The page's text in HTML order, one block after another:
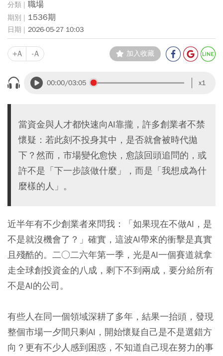
職場
1536期
2026-05-27 10:03
+A -A 加入收藏
00:00/03:05 x1
當資金與人才都快速向AI靠攏，許多創業者不禁
懷疑：若此刻不投身其中，是否就會被時代拋
下？然而，市場變化愈快，愈該回頭追問的，或
許不是「下一步該做什麼」，而是「我想成為什
麼樣的人」。
近半年有不少創業者來問我：「如果現在不做AI，是
不是就沒機會了？」確實，這波AI帶來的衝擊是真實
且殘酷的。二○二六年第一季，光是AI一個賽道就拿
走全球創投資金的八成，剩下不到兩成，要分給所有
不是AI的公司。
有些人在同一個領域深耕了多年，結果一抬頭，發現
整個市場一夕間只剩AI，開始懷疑自己是不是選錯方
向？更有不少人感到困惑，不知道自己現在努力的事